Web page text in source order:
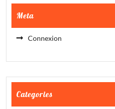
Meta
Connexion
Categories